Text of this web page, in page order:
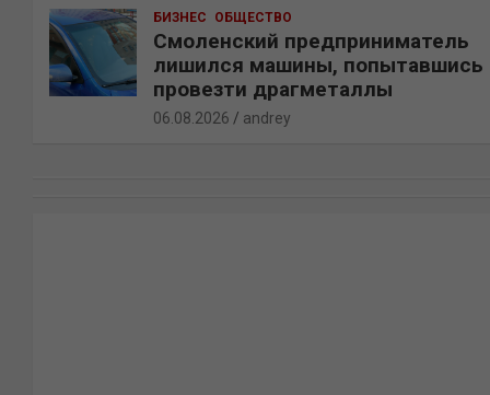
БИЗНЕС ОБЩЕСТВО
Смоленский предприниматель
лишился машины, попытавшись
провезти драгметаллы
06.08.2026 andrey